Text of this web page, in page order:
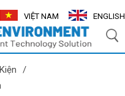
VIỆT NAM ENGLISH
/